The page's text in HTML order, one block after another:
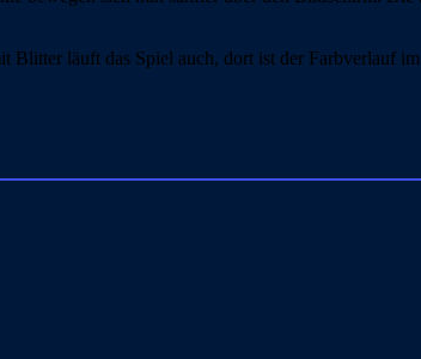
läuft das Spiel auch, dort ist der Farbverlauf